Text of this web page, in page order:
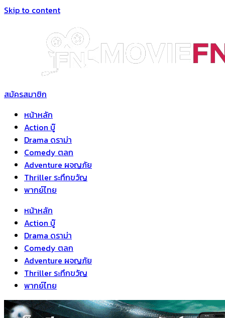
Skip to content
สมัครสมาชิก
หน้าหลัก
Action บู๊
Drama ดราม่า
Comedy ตลก
Adventure ผจญภัย
Thriller ระทึกขวัญ
พากย์ไทย
หน้าหลัก
Action บู๊
Drama ดราม่า
Comedy ตลก
Adventure ผจญภัย
Thriller ระทึกขวัญ
พากย์ไทย